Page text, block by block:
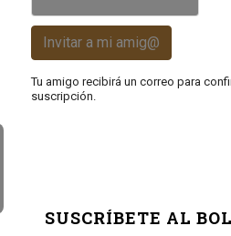
Invitar a mi amig@
Tu amigo recibirá un correo para
suscripción.
SUSCRÍBETE AL